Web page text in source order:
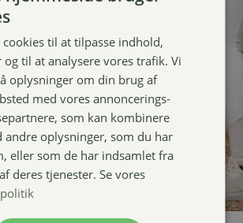
cookies til at tilpasse indhold,
og til at analysere vores trafik. Vi
oplysninger om din brug af
med vores annoncerings-
som kan kombinere
andre oplysninger, som du har
eller som de har indsamlet fra
deres tjenester. Se vores